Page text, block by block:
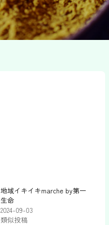
地域イキイキmarche by第一
生命
2024-09-03
類似投稿